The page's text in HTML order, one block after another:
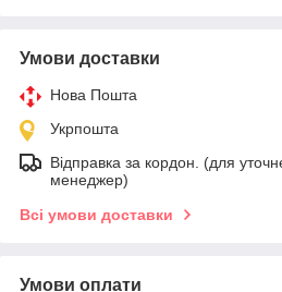
Умови доставки
Нова Пошта
Укрпошта
Відправка за кордон. (для
менеджер)
Всі умови доставки
Умови оплати